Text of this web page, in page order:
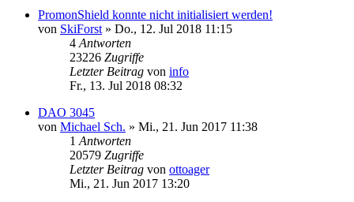
PromonShield konnte nicht initialisiert werden!
von SkiForst » Do., 12. Jul 2018 11:15
4 Antworten
23226 Zugriffe
Letzter Beitrag von info
Fr., 13. Jul 2018 08:32
DAO 3045
von Michael Sch. » Mi., 21. Jun 2017 11:38
1 Antworten
20579 Zugriffe
Letzter Beitrag von ottoager
Mi., 21. Jun 2017 13:20